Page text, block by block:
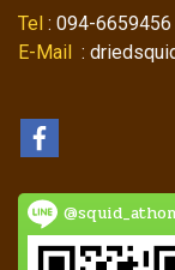
Tel : 094-6659456
E-Mail :